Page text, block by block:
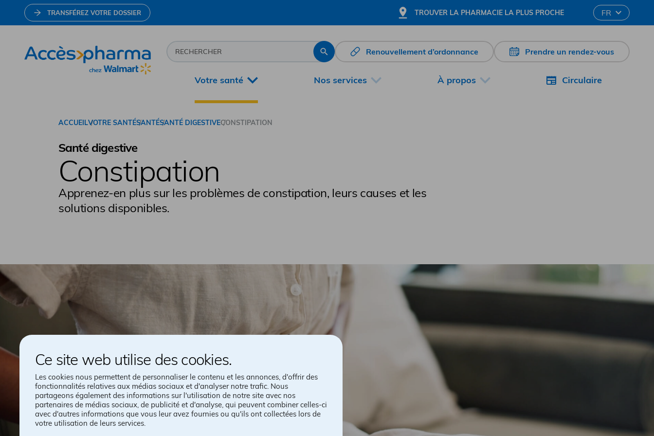
Ce site web utilise des cookies.
Les cookies nous permettent de personnaliser le contenu et les annonces, d'offrir des
fonctionnalités relatives aux médias sociaux et d'analyser notre trafic. Nous
partageons également des informations sur l'utilisation de notre site avec nos
partenaires de médias sociaux, de publicité et d'analyse, qui peuvent combiner celles-ci
avec d'autres informations que vous leur avez fournies ou qu'ils ont collectées lors de
votre utilisation de leurs services.
TRANSFÉREZ VOTRE DOSSIER TROUVER LA PHARMACIE LA PLUS PROCHE Change
FR
Rechercher
Renouvellement d’ordonnance Prendre un rendez-vous
Votre santé Nos services À propos Circulaire
ACCUEILVOTRE SANTÉSANTÉSANTÉ DIGESTIVECONSTIPATION
Santé digestive
Constipation
Apprenez-en plus sur les problèmes de constipation, leurs causes et les
solutions disponibles.